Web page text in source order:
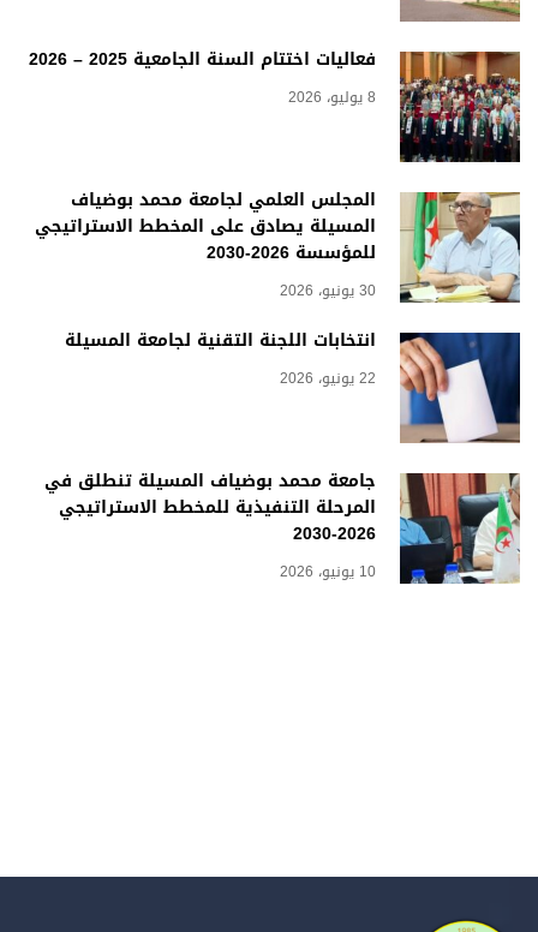
فعاليات اختتام السنة الجامعية 2025 – 2026
8 يوليو، 2026
المجلس العلمي لجامعة محمد بوضياف
المسيلة يصادق على المخطط الاستراتيجي
للمؤسسة 2026-2030
30 يونيو، 2026
انتخابات اللجنة التقنية لجامعة المسيلة
22 يونيو، 2026
جامعة محمد بوضياف المسيلة تنطلق في
المرحلة التنفيذية للمخطط الاستراتيجي
2026-2030
10 يونيو، 2026